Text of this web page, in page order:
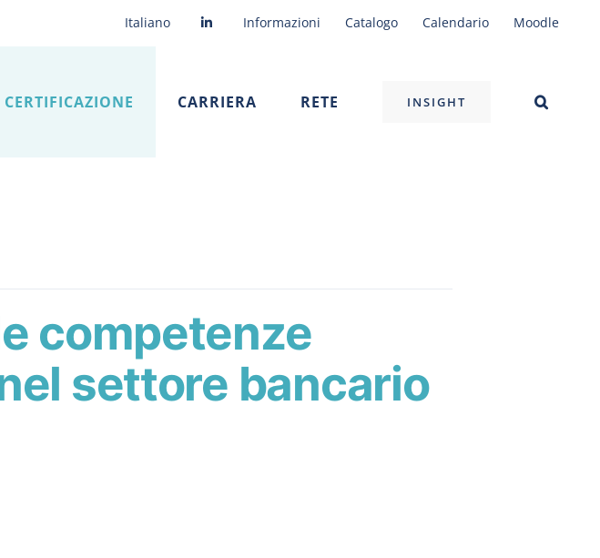
Italiano Informazioni Catalogo Calendario Moodle
CERTIFICAZIONE CARRIERA RETE INSIGHT
competenze
settore bancario